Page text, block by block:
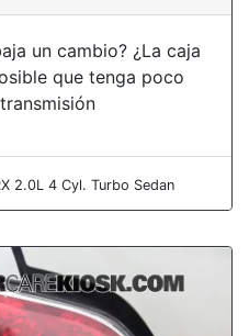
un cambio? ¿La caja
que tenga poco
2.0L 4 Cyl. Turbo Sedan